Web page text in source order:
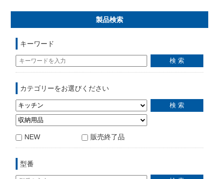
製品検索
キーワード
カテゴリーをお選びください
NEW 販売終了品
型番